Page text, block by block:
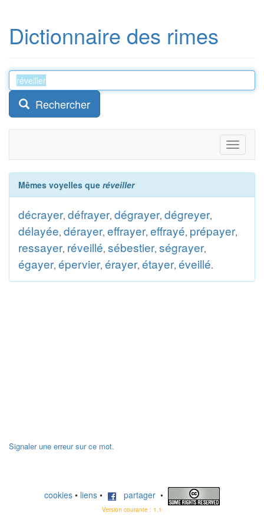
Dictionnaire des rimes
Rechercher
Toggle
Mêmes voyelles que réveiller
décrayer, défrayer, dégrayer, dégreyer,
délayée, dérayer, effrayer, effrayé, prépayer,
ressayer, réveillé, sébestier, ségrayer,
égayer, épervier, érayer, étayer, éveillé.
Signaler une erreur sur ce mot.
cookies • liens • partager •
Version courante : 1.1